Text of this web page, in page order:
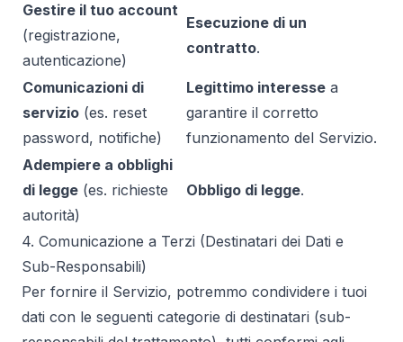
Gestire il tuo account
(registrazione,
autenticazione)
Esecuzione di un
contratto.
Comunicazioni di
servizio (es. reset
password, notifiche)
Legittimo interesse a
garantire il corretto
funzionamento del Servizio.
Adempiere a obblighi
di legge (es. richieste
autorità)
Obbligo di legge.
4. Comunicazione a Terzi (Destinatari dei Dati e
Sub-Responsabili)
Per fornire il Servizio, potremmo condividere i tuoi
dati con le seguenti categorie di destinatari (sub-